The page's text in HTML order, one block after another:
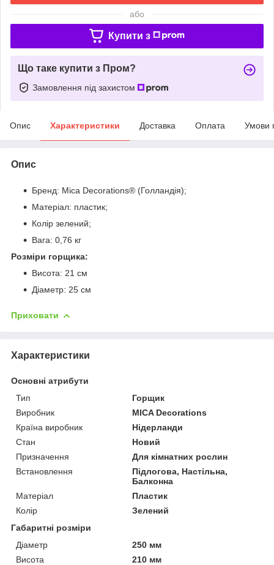
або
Купити з
Що таке купити з Пром?
Замовлення під захистом
Опис Характеристики Доставка Оплата Умови
Опис
Бренд: Mica Decorations® (Голландія);
Матеріал: пластик;
Колір зелений;
Вага: 0,76 кг
Розміри горщика:
Висота: 21 см
Діаметр: 25 см
Приховати
Характеристики
Основні атрибути
Тип
Горщик
Виробник
MICA Decorations
Країна виробник
Нідерланди
Стан
Новий
Призначення
Для кімнатних рослин
Встановлення
Підлогова, Настільна,
Балконна
Матеріал
Пластик
Колір
Зелений
Габаритні розміри
Діаметр
250 мм
Висота
210 мм